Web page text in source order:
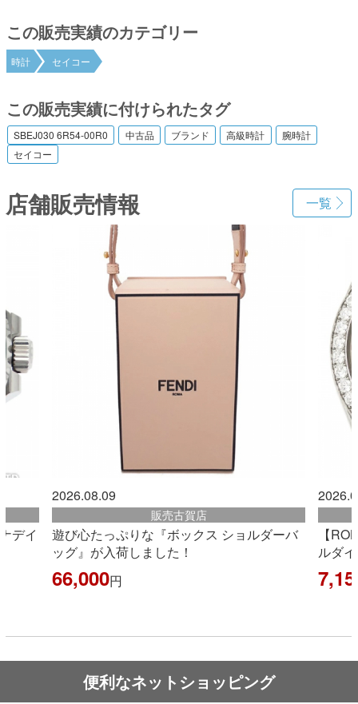
この販売実績のカテゴリー
時計 セイコー
この販売実績に付けられたタグ
SBEJ030 6R54-00R0 中古品 ブランド 高級時計
腕時計
セイコー
一覧
店舗販売情報
ルダーバ
2026.08.08
販売古賀店
【ROLEX】ロレックス 『デイデイト2 ベゼ
ルダイヤ』
7,150,000
便利なネットショッピング